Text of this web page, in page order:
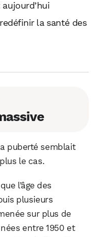
la santé des
puberté semblait
le cas.
l’âge des
plusieurs
sur plus de
entre 1950 et